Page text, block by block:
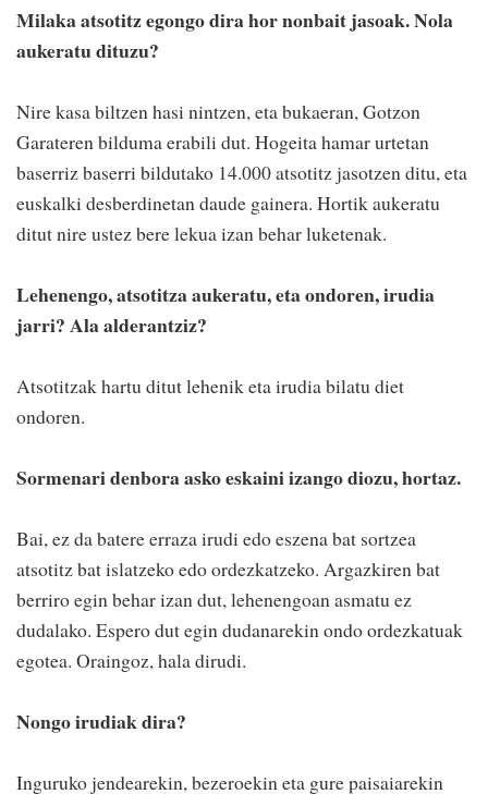
Milaka atsotitz egongo dira hor nonbait jasoak. Nola
aukeratu dituzu?
Nire kasa biltzen hasi nintzen, eta bukaeran, Gotzon
Garateren bilduma erabili dut. Hogeita hamar urtetan
baserriz baserri bildutako 14.000 atsotitz jasotzen ditu, eta
euskalki desberdinetan daude gainera. Hortik aukeratu
ditut nire ustez bere lekua izan behar luketenak.
Lehenengo, atsotitza aukeratu, eta ondoren, irudia
jarri? Ala alderantziz?
Atsotitzak hartu ditut lehenik eta irudia bilatu diet
ondoren.
Sormenari denbora asko eskaini izango diozu, hortaz.
Bai, ez da batere erraza irudi edo eszena bat sortzea
atsotitz bat islatzeko edo ordezkatzeko. Argazkiren bat
berriro egin behar izan dut, lehenengoan asmatu ez
dudalako. Espero dut egin dudanarekin ondo ordezkatuak
egotea. Oraingoz, hala dirudi.
Nongo irudiak dira?
Inguruko jendearekin, bezeroekin eta gure paisaiarekin